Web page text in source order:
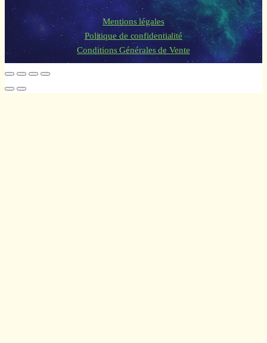
Mentions légales
Politique de confidentialité
Conditions Générales de Vente